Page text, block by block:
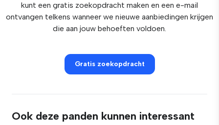
kunt een gratis zoekopdracht maken en een e-mail
ontvangen telkens wanneer we nieuwe aanbiedingen krijgen
die aan jouw behoeften voldoen.
Gratis zoekopdracht
Ook deze panden kunnen interessant